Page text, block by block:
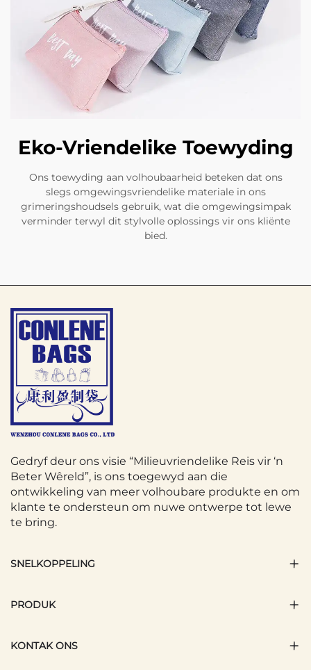
Eko-Vriendelike Toewyding
Ons toewyding aan volhoubaarheid beteken dat ons
slegs omgewingsvriendelike materiale in ons
grimeringshoudsels gebruik, wat die omgewingsimpak
verminder terwyl dit stylvolle oplossings vir ons kliënte
bied.
Gedryf deur ons visie “Milieuvriendelike Reis vir ‘n
Beter Wêreld”, is ons toegewyd aan die
ontwikkeling van meer volhoubare produkte en om
klante te ondersteun om nuwe ontwerpe tot lewe
te bring.
SNELKOPPELING
PRODUK
KONTAK ONS